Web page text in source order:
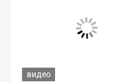
видео